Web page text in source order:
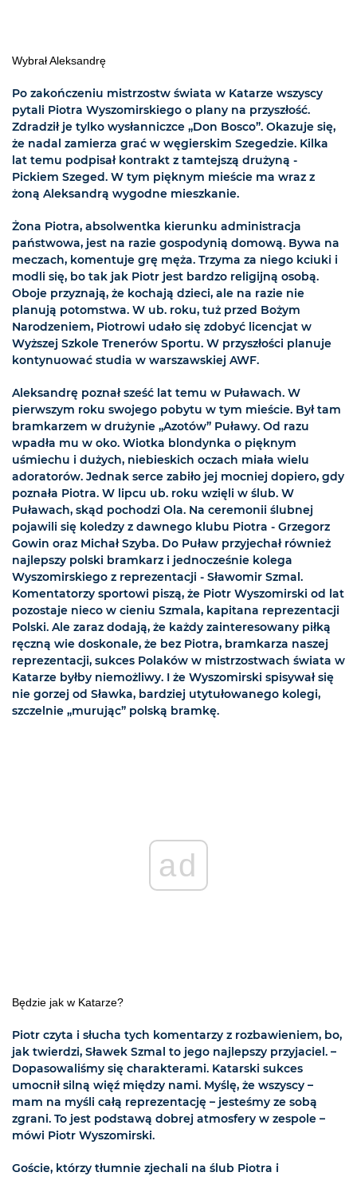
Wybrał Aleksandrę
Po zakończeniu mistrzostw świata w Katarze wszyscy
pytali Piotra Wyszomirskiego o plany na przyszłość.
Zdradził je tylko wysłanniczce „Don Bosco”. Okazuje się,
że nadal zamierza grać w węgierskim Szegedzie. Kilka
lat temu podpisał kontrakt z tamtejszą drużyną -
Pickiem Szeged. W tym pięknym mieście ma wraz z
żoną Aleksandrą wygodne mieszkanie.
Żona Piotra, absolwentka kierunku administracja
państwowa, jest na razie gospodynią domową. Bywa na
meczach, komentuje grę męża. Trzyma za niego kciuki i
modli się, bo tak jak Piotr jest bardzo religijną osobą.
Oboje przyznają, że kochają dzieci, ale na razie nie
planują potomstwa. W ub. roku, tuż przed Bożym
Narodzeniem, Piotrowi udało się zdobyć licencjat w
Wyższej Szkole Trenerów Sportu. W przyszłości planuje
kontynuować studia w warszawskiej AWF.
Aleksandrę poznał sześć lat temu w Puławach. W
pierwszym roku swojego pobytu w tym mieście. Był tam
bramkarzem w drużynie „Azotów” Puławy. Od razu
wpadła mu w oko. Wiotka blondynka o pięknym
uśmiechu i dużych, niebieskich oczach miała wielu
adoratorów. Jednak serce zabiło jej mocniej dopiero, gdy
poznała Piotra. W lipcu ub. roku wzięli w ślub. W
Puławach, skąd pochodzi Ola. Na ceremonii ślubnej
pojawili się koledzy z dawnego klubu Piotra - Grzegorz
Gowin oraz Michał Szyba. Do Puław przyjechał również
najlepszy polski bramkarz i jednocześnie kolega
Wyszomirskiego z reprezentacji - Sławomir Szmal.
Komentatorzy sportowi piszą, że Piotr Wyszomirski od lat
pozostaje nieco w cieniu Szmala, kapitana reprezentacji
Polski. Ale zaraz dodają, że każdy zainteresowany piłką
ręczną wie doskonale, że bez Piotra, bramkarza naszej
reprezentacji, sukces Polaków w mistrzostwach świata w
Katarze byłby niemożliwy. I że Wyszomirski spisywał się
nie gorzej od Sławka, bardziej utytułowanego kolegi,
szczelnie „murując” polską bramkę.
ad
Będzie jak w Katarze?
Piotr czyta i słucha tych komentarzy z rozbawieniem, bo,
jak twierdzi, Sławek Szmal to jego najlepszy przyjaciel. –
Dopasowaliśmy się charakterami. Katarski sukces
umocnił silną więź między nami. Myślę, że wszyscy –
mam na myśli całą reprezentację – jesteśmy ze sobą
zgrani. To jest podstawą dobrej atmosfery w zespole –
mówi Piotr Wyszomirski.
Goście, którzy tłumnie zjechali na ślub Piotra i